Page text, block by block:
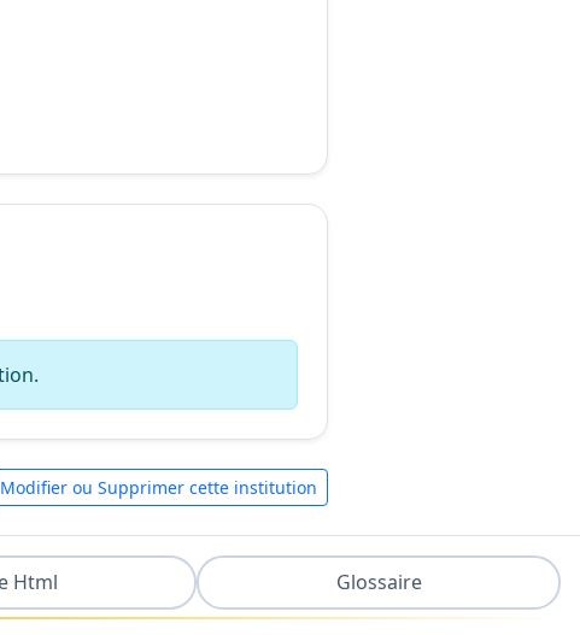
Modifier ou Supprimer cette institution
Html Glossaire